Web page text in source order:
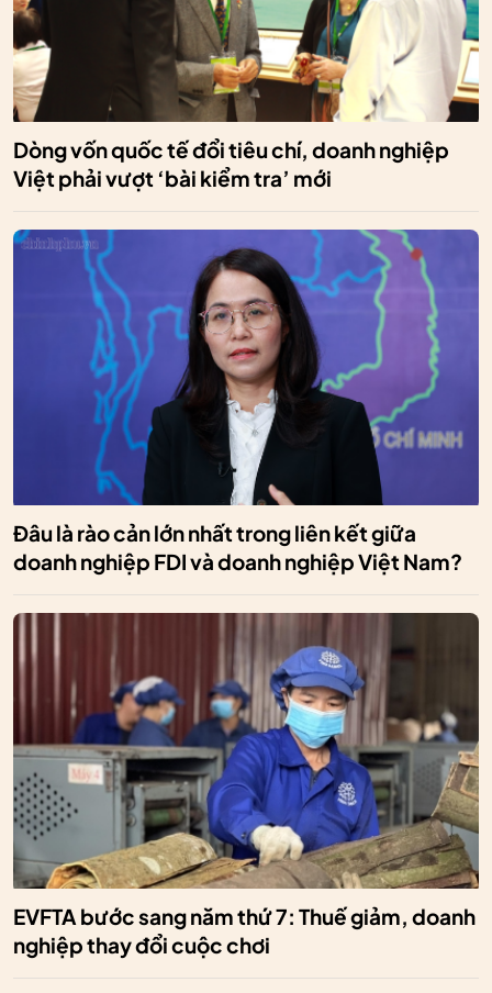
Dòng vốn quốc tế đổi tiêu chí, doanh nghiệp
Việt phải vượt ‘bài kiểm tra’ mới
Đâu là rào cản lớn nhất trong liên kết giữa
doanh nghiệp FDI và doanh nghiệp Việt Nam?
EVFTA bước sang năm thứ 7: Thuế giảm, doanh
nghiệp thay đổi cuộc chơi